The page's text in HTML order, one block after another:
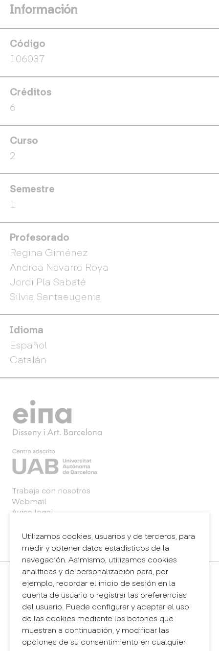
Información
Código
106037
Créditos
6
Curso
2
Semestre
1
Profesorado
Regina Giménez
Andrea Navarro Roya
Jordi Pla Sabaté
Silvia Santaeugenia
Idioma
Español
Catalán
Utilizamos cookies, usuarios y de terceros, para
medir y obtener datos estadísticos de la
navegación. Asimismo, utilizamos cookies
analíticas y de personalización para, por
ejemplo, recordar el inicio de sesión en la
cuenta de usuario o registrar las preferencias
del usuario. Puede configurar y aceptar el uso
de las cookies mediante los botones que
muestran a continuación, y modificar las
opciones de su consentimiento en cualquier
Trabaja con nosotros
Webmail
Aviso legal
Sistema interno de información (canal de
denuncias)
Contacto
+34 932 030 923
info@eina.cat
Eina Sentmenat
Passeig Santa Eulàlia, 25
08017 Barcelona